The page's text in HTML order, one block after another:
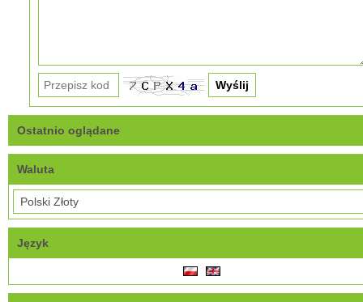
Ostatnio oglądane
Waluta
Język